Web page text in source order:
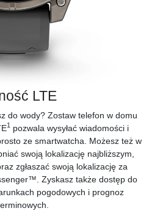
LTE
do wody? Zostaw telefon w domu
1
pozwala wysyłać wiadomości i
ze smartwatcha. Możesz też w
swoją lokalizację najbliższym,
zgłaszać swoją lokalizację za
Zyskasz także dostęp do
pogodowych i prognoz